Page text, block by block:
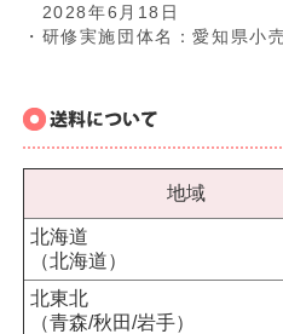
2028年6月18日
・研修実施団体名：愛知県小
地域
北海道
（北海道）
北東北
（青森/秋田/岩手）